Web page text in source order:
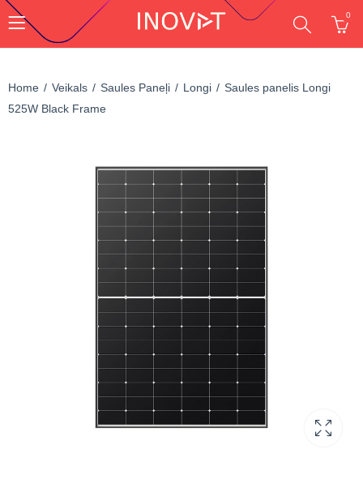
0
Home Veikals Saules Paneļi Longi
Saules panelis Longi
525W Black Frame